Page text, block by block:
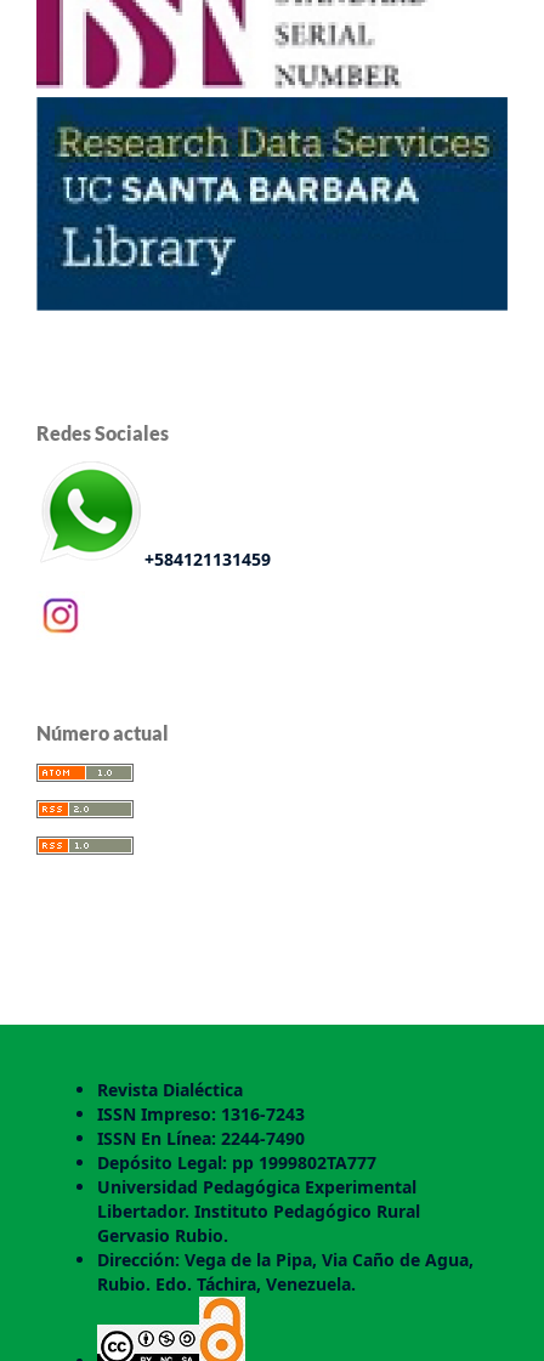
Redes Sociales
+584121131459
Número actual
Revista Dialéctica
ISSN Impreso: 1316-7243
ISSN En Línea: 2244-7490
Depósito Legal: pp 1999802TA777
Universidad Pedagógica Experimental
Libertador. Instituto Pedagógico Rural
Gervasio Rubio.
Dirección: Vega de la Pipa, Via Caño de Agua,
Rubio. Edo. Táchira, Venezuela.